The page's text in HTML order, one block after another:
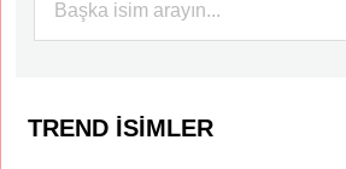
TREND İSIMLER